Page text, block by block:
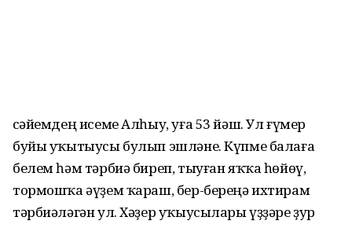
Әсәйемдең исеме Алһыу, уға 53 йәш. Ул ғүмер
буйы уҡытыусы булып эшләне. Күпме балаға
белем һәм тәрбиә биреп, тыуған яҡҡа һөйөү,
тормошҡа әүҙем ҡараш, бер-береңә ихтирам
тәрбиәләгән ул. Хәҙер уҡыусылары үҙҙәре ҙур